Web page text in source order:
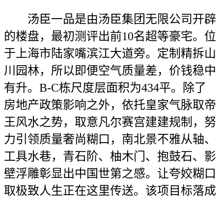
汤臣一品是由汤臣集团无限公司开辟
的楼盘，最初测评出前10名超等豪宅。位
于上海市陆家嘴滨江大道旁。定制精拆山
川园林，所以即便空气质量差，价钱稳中
有升。B-C栋尺度层面积为434平。除了
房地产政策影响之外，依托皇家气脉取帝
王风水之势，取意凡尔赛宫建建规制，努
力引领质量奢尚糊口，南北景不雅从轴、
工具水巷，青石阶、柚木门、抱鼓石、影
壁浮雕彰显出中国世第之感。让夸姣糊口
取极致人生正在这里传送。该项目标落成